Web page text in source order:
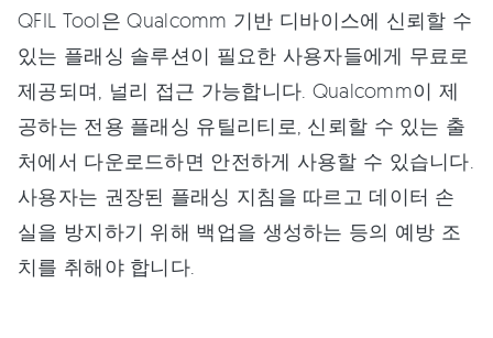
QFIL Tool은 Qualcomm 기반 디바이스에 신뢰할 수
있는 플래싱 솔루션이 필요한 사용자들에게 무료로
제공되며, 널리 접근 가능합니다. Qualcomm이 제
공하는 전용 플래싱 유틸리티로, 신뢰할 수 있는 출
처에서 다운로드하면 안전하게 사용할 수 있습니다.
사용자는 권장된 플래싱 지침을 따르고 데이터 손
실을 방지하기 위해 백업을 생성하는 등의 예방 조
치를 취해야 합니다.